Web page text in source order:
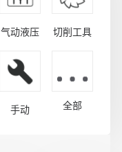
气动液压 切削工具
手动 全部